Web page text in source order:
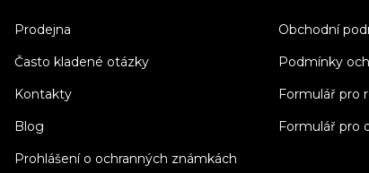
Prodejna
Často kladené otázky
Kontakty
Blog
Prohlášení o ochranných známkách
Obchodní
Podmínky
Formulář pro
Formulář pro